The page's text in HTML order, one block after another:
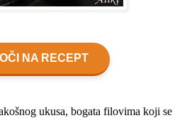
NA RECEPT
ukusa, bogata filovima koji se